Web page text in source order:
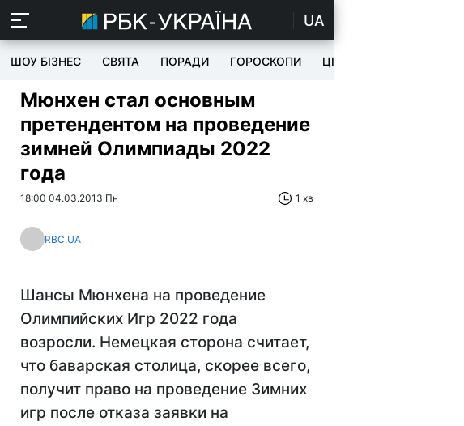
UA
ШОУ БІЗНЕС СВЯТА ПОРАДИ ГОРОСКОПИ ЦІКАВЕ
Мюнхен стал основным
претендентом на проведение
зимней Олимпиады 2022
года
18:00 04.03.2013 Пн 1 хв
RBC.UA
Шансы Мюнхена на проведение
Олимпийских Игр 2022 года
возросли. Немецкая сторона считает,
что баварская столица, скорее всего,
получит право на проведение Зимних
игр после отказа заявки на